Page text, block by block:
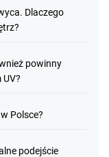
Dlaczego
powinny
Polsce?
podejście